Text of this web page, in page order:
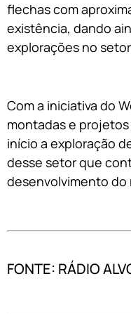
flechas com
existência, dando
explorações no
Com a iniciativa do
montadas e
início a exploração
desse setor que
desenvolvimento do
FONTE: RÁDIO